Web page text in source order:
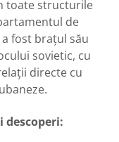
toate structurile
de
fost brațul său
sovietic, cu
directe cu